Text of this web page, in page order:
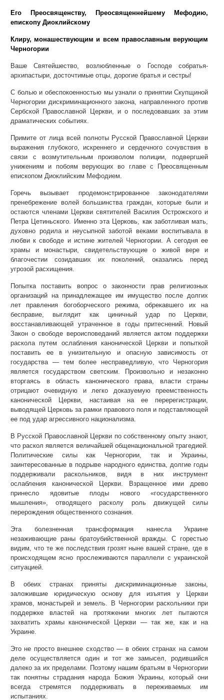
Его Преосвященству, Преосвященнейшему Мефодию,
епископу Диоклийскому
Клиру, монашествующим и всем православным верующим
Черногории
Ваше Святейшество, возлюбленные о Господе собратья-
архипастыри, досточтимые отцы, дорогие братья и сестры!
С болью и обеспокоенностью мы узнали о принятии Скупщиной
Черногории дискриминационного закона, направленного против
Сербской Православной Церкви, и о последовавших за этим
драматических событиях.
Примите от лица всей полноты Русской Православной Церкви
выражения глубокого, искреннего и сердечного сочувствия в
связи с возмутительным произволом полиции, подвергшей
унижениям и побоям верующих во главе с Преосвященным
епископом Диоклийским Мефодием.
Горечь вызывает продемонстрированное законодателями
пренебрежение волей большинства граждан, которые были и
остаются членами Церкви святителей Василия Острожского и
Петра Цетиньского. Именно эта Церковь, как заботливая мать,
духовно родила и неусыпной заботой веками воспитывала в
любви к свободе и истине жителей Черногории. А сегодня ее
храмы и монастыри, свидетельствующие о живой вере и
благочестии созидавших их поколений, оказались перед
угрозой расхищения.
Попытка поставить вопрос о законности прав религиозных
организаций на принадлежащее им имущество после долгих
лет правления богоборческого режима, обрекавшего их на
бесправие, выглядит как циничный удар по Церкви,
восстанавливающей утраченное в годы притеснений. Новый
Закон о свободе вероисповеданий является актом поддержки
раскола путем ослабления канонической Церкви и попыткой
поставить ее в унизительную и опасную зависимость от
государства — тем более несправедливую, что Черногория
является государством светским. Произвольно и незаконно
вторгаясь в область канонического права, власти страны
отрицают очевидную и легко доказуемую преемственность
канонической Церкви, настаивая на ее перерегистрации,
выводящей Церковь за рамки правового поля и подставляющей
ее под удар агрессивного национализма.
В Русской Православной Церкви по собственному опыту знают,
что раскол является величайшей общенациональной трагедией.
Политические силы как Черногории, так и Украины,
заинтересованные в подрыве народного единства, долгие годы
поддерживали раскольников, видя в них инструмент
ослабления канонической Церкви. Взращенное ими древо
принесло ядовитые плоды нового «государственного
мышления», отводящего расколу роль движущей силы
перерождения общественного сознания.
Эта болезненная трансформация нанесла Украине
незаживающие раны братоубийственной вражды. С горестью
видим, что те же последствия грозят ныне вашей стране, где в
происходящем ясно прослеживаются параллели с украинской
ситуацией.
В обеих странах приняты дискриминационные законы,
заложившие юридическую основу для изъятия у Церкви
храмов, монастырей и земель. В Черногории раскольники при
поддержке властей на протяжении многих лет пытаются
захватить храмы канонической Церкви — так же, как и на
Украине.
Это не просто внешнее сходство — в обеих странах на самом
деле осуществляется один и тот же замысел, родившийся
далеко за их пределами. Поэтому нашим братьям в Черногории
так понятны страдания народа Божия Украины, который они
всегда стремятся поддерживать в переживаемых им
испытаниях.